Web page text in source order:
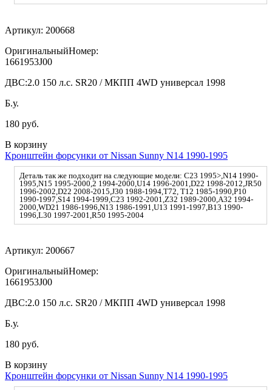
Артикул: 200668
ОригинальныйНомер:
1661953J00
ДВС:2.0 150 л.с. SR20 / МКПП 4WD универсал 1998
Б.у.
180 руб.
В корзину
Кронштейн форсунки от Nissan Sunny N14 1990-1995
Деталь так же подходит на следующие модели: C23 1995>,N14 1990-
1995,N15 1995-2000,2 1994-2000,U14 1996-2001,D22 1998-2012,JR50
1996-2002,D22 2008-2015,J30 1988-1994,T72, T12 1985-1990,P10
1990-1997,S14 1994-1999,C23 1992-2001,Z32 1989-2000,A32 1994-
2000,WD21 1986-1996,N13 1986-1991,U13 1991-1997,B13 1990-
1996,L30 1997-2001,R50 1995-2004
Артикул: 200667
ОригинальныйНомер:
1661953J00
ДВС:2.0 150 л.с. SR20 / МКПП 4WD универсал 1998
Б.у.
180 руб.
В корзину
Кронштейн форсунки от Nissan Sunny N14 1990-1995